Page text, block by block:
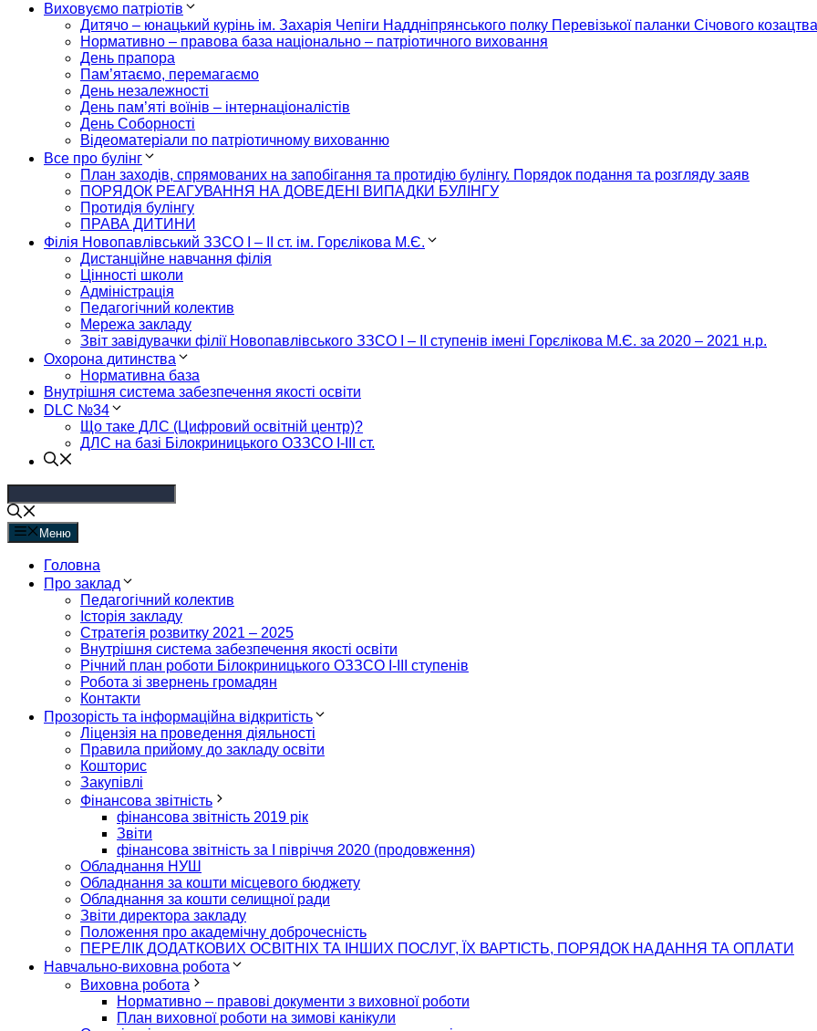
Виховуємо патріотів
Дитячо – юнацький курінь ім. Захарія Чепіги Наддніпрянського полку Перевізької паланки Січового
Нормативно – правова база національно – патріотичного виховання
День прапора
Пам’ятаємо, перемагаємо
День незалежності
День пам’яті воїнів – інтернаціоналістів
День Соборності
Відеоматеріали по патріотичному вихованню
Все про булінг
План заходів, спрямованих на запобігання та протидію булінгу. Порядок подання та розгляду заяв
ПОРЯДОК РЕАГУВАННЯ НА ДОВЕДЕНІ ВИПАДКИ БУЛІНГУ
Протидія булінгу
ПРАВА ДИТИНИ
Філія Новопавлівський ЗЗСО І – ІІ ст. ім. Горєлікова М.Є.
Дистанційне навчання філія
Цінності школи
Адміністрація
Педагогічний колектив
Мережа закладу
Звіт завідувачки філії Новопавлівського ЗЗСО І – ІІ ступенів імені Горєлікова М.Є. за 2020 – 2021 н.р.
Охорона дитинства
Нормативна база
Внутрішня система забезпечення якості освіти
DLC №34
Що таке ДЛС (Цифровий освітній центр)?
ДЛС на базі Білокриницького ОЗЗСО І-ІІІ ст.
Меню
Головна
Про заклад
Педагогічний колектив
Історія закладу
Стратегія розвитку 2021 – 2025
Внутрішня система забезпечення якості освіти
Річний план роботи Білокриницького ОЗЗСО I-III ступенів
Робота зі звернень громадян
Контакти
Прозорість та інформаційна відкритість
Ліцензія на проведення діяльності
Правила прийому до закладу освіти
Кошторис
Закупівлі
Фінансова звітність
фінансова звітність 2019 рік
Звіти
фінансова звітність за І півріччя 2020 (продовження)
Обладнання НУШ
Обладнання за кошти місцевого бюджету
Обладнання за кошти селищної ради
Звіти директора закладу
Положення про академічну доброчесність
ПЕРЕЛІК ДОДАТКОВИХ ОСВІТНІХ ТА ІНШИХ ПОСЛУГ, ЇХ ВАРТІСТЬ, ПОРЯДОК НАДАННЯ ТА ОПЛАТИ
Навчально-виховна робота
Виховна робота
Нормативно – правові документи з виховної роботи
План виховної роботи на зимові канікули